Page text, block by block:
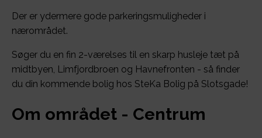
Der er ydermere gode parkeringsmuligheder i
nærområdet.
Søger du en fin 2-værelses til en skarp husleje tæt på
midtbyen, Limfjordbroen og Havnefronten - så finder
du din kommende bolig hos SteKa Bolig på Slotsgade!
Om området - Centrum